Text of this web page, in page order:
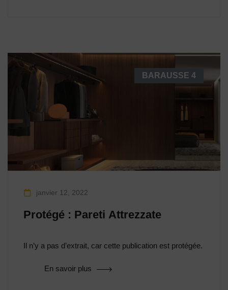
BARAUSSE 4
janvier 12, 2022
Protégé : Pareti Attrezzate
Il n’y a pas d’extrait, car cette publication est protégée.
En savoir plus